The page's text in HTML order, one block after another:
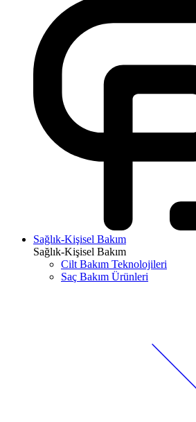
Sağlık-Kişisel Bakım
Sağlık-Kişisel Bakım
Cilt Bakım Teknolojileri
Saç Bakım Ürünleri